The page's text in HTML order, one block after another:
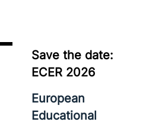
Save the date:
ECER 2026
European
Educational